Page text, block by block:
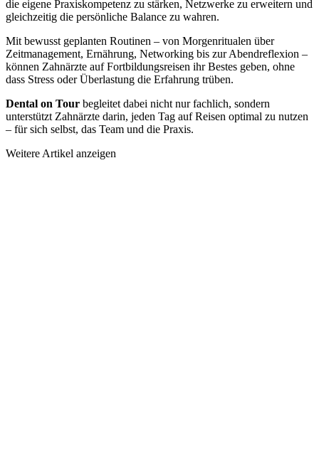
die eigene Praxiskompetenz zu stärken, Netzwerke zu erweitern und
gleichzeitig die persönliche Balance zu wahren.
Mit bewusst geplanten Routinen – von Morgenritualen über
Zeitmanagement, Ernährung, Networking bis zur Abendreflexion –
können Zahnärzte auf Fortbildungsreisen ihr Bestes geben, ohne
dass Stress oder Überlastung die Erfahrung trüben.
Dental on Tour begleitet dabei nicht nur fachlich, sondern
unterstützt Zahnärzte darin, jeden Tag auf Reisen optimal zu nutzen
– für sich selbst, das Team und die Praxis.
Weitere Artikel anzeigen